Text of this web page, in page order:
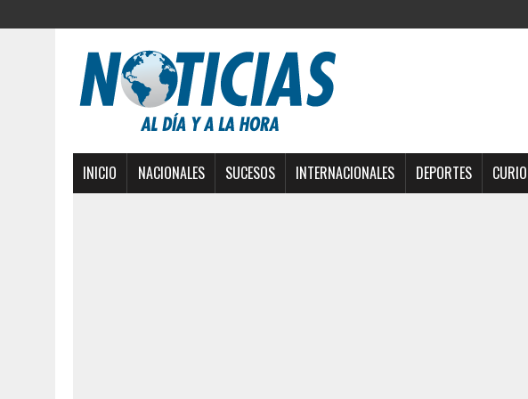
INICIO NACIONALES SUCESOS INTERNACIONALES DEPORTES